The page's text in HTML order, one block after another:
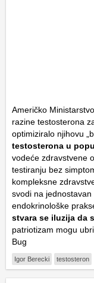
Američko
razine testosterona
optimiziralo njihovu
testosterona u
vodeće zdravstvene
testiranju bez
kompleksne
svodi na
endokrinološke
stvara se iluzija da
patriotizam mogu
Bug
Igor Berecki testosteron